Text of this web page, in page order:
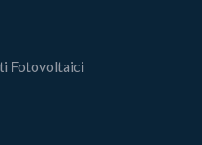
Fotovoltaici